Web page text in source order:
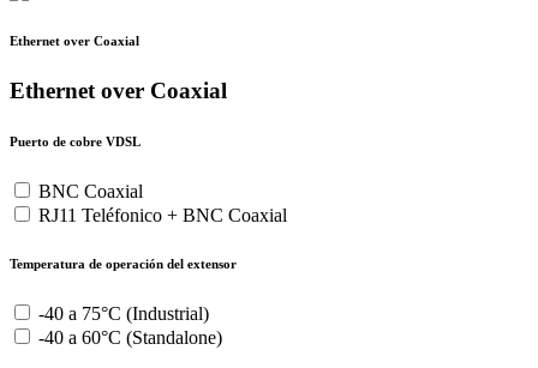
Ethernet over Coaxial
Ethernet over Coaxial
Puerto de cobre VDSL
BNC Coaxial
RJ11 Teléfonico + BNC Coaxial
Temperatura de operación del extensor
-40 a 75°C (Industrial)
-40 a 60°C (Standalone)